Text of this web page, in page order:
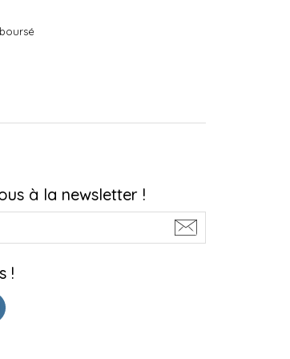
à la newsletter !
!
vos préférences pour contrôler la manière dont